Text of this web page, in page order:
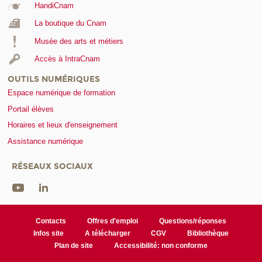
HandiCnam
La boutique du Cnam
Musée des arts et métiers
Accès à IntraCnam
OUTILS NUMÉRIQUES
Espace numérique de formation
Portail élèves
Horaires et lieux d'enseignement
Assistance numérique
RÉSEAUX SOCIAUX
Contacts Offres d'emploi
Questions/réponses
Infos site
A télécharger CGV
Bibliothèque
Plan de site
Accessibilité: non conforme